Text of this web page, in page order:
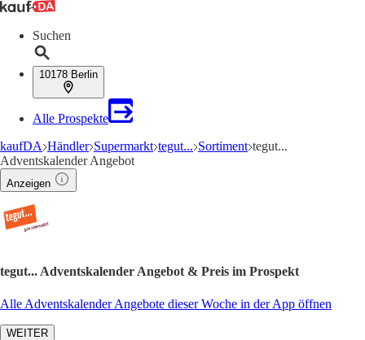
Suchen
10178 Berlin
Alle Prospekte
kaufDA Händler Supermarkt tegut... Sortiment tegut...
Adventskalender Angebot
Anzeigen
tegut... Adventskalender Angebot & Preis im Prospekt
Alle Adventskalender Angebote dieser Woche in der App öffnen
WEITER